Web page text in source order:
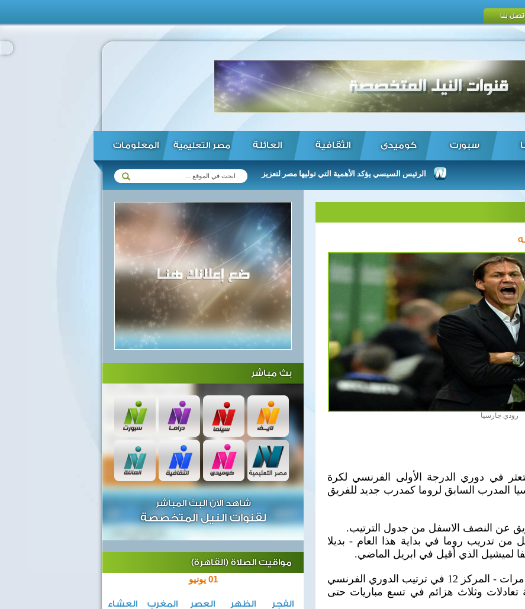
بنا
سبورت كوميدى الثقافية العائلة مصر التعليمية المعلومات
الرئيس السيسي يؤكد استعداد الرئيس السيسي يؤكد الأهمية التي توليها مصر لتعزيز العلاقات مع زيمبابوي في مختلف المجالات ...
رودي جارسيا
في دوري الدرجة الأولى الفرنسي لكرة
المدرب السابق لروما كمدرب جديد للفريق
عن النصف الاسفل من جدول الترتيب.
- الذي أقيل من تدريب روما في بداية هذا العام - بديلا
لميشيل الذي أقيل في ابريل الماضي.
ويحتل مرسيليا - بطل فرنسا تسع مرات - المركز 12 في ترتيب الدوري الفرنسي
تعادلات وثلاث هزائم في تسع مباريات حتى
بث مباشر
شاهد الآن البث المباشر
لقنوات النيل المتخصصة
مواقيت الصلاة (القاهرة)
01 يونيو
الفجر الظهر العصر المغرب
العشاء